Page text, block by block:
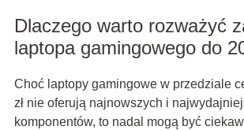
Dlaczego warto rozważyć
laptopa gamingowego do
Choć laptopy gamingowe w przedziale
zł nie oferują najnowszych i
komponentów, to nadal mogą być